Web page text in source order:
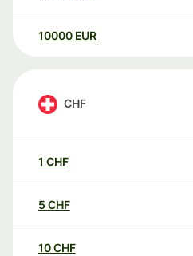
10000 EUR
CHF
1 CHF
5 CHF
10CHF